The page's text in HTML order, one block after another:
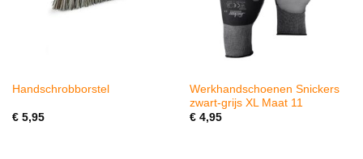
Handschrobborstel
€5,95
Werkhandschoenen Snickers
zwart-grijs XL Maat 11
€4,95